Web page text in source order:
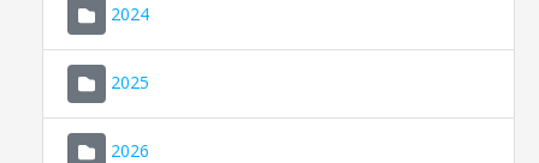
2024
2025
2026